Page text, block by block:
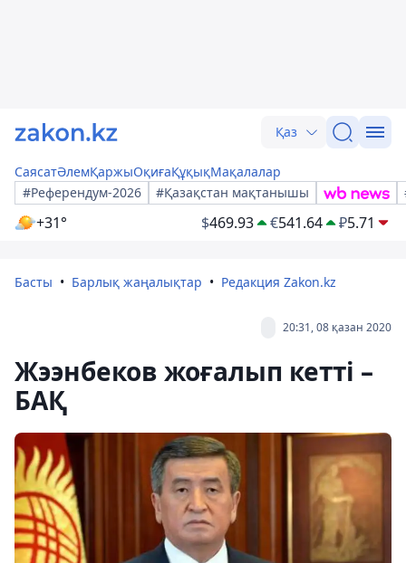
Қаз
СаясатӘлемҚаржыОқиғаҚұқықМақалалар
#Референдум-2026
#Қазақстан мақтанышы
+31° $469.93 €541.64 ₽5.71
Басты Барлық жаңалықтар Редакция Zakon.kz
20:31, 08 қазан 2020
Жээнбеков жоғалып кетті –
БАҚ